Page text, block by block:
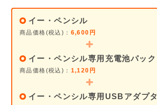
イー・ペンシル
商品価格(税込)： 6,600円
イー・ペンシル専用充電池パック
商品価格(税込)： 1,120円
イー・ペンシル専用USBアダプタ